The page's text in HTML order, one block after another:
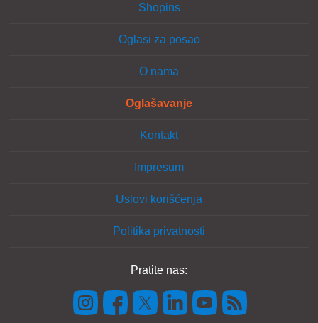
Shopins
Oglasi za posao
O nama
Oglašavanje
Kontakt
Impresum
Uslovi korišćenja
Politika privatnosti
Pratite nas: